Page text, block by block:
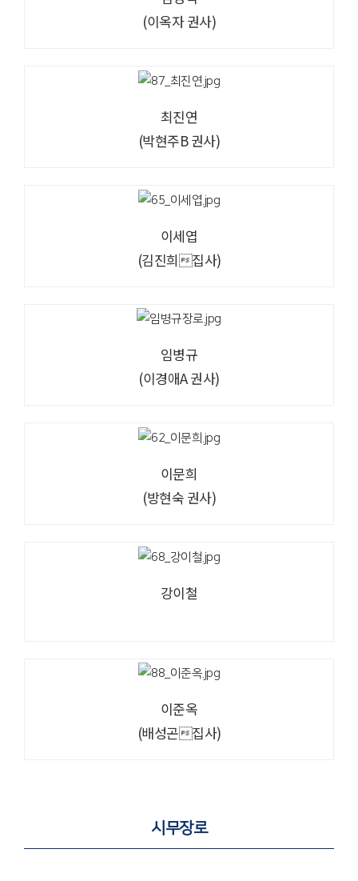
(이옥자 권사)
최진연
(박현주B 권사)
이세엽
(김진희집사)
임병규
(이경애A 권사)
이문희
(방현숙 권사)
강이철
이준옥
(배성곤집사)
시무장로